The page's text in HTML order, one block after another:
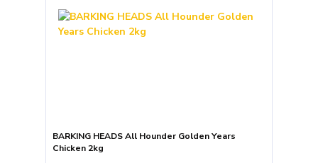
BARKING HEADS All Hounder Golden Years
Chicken 2kg